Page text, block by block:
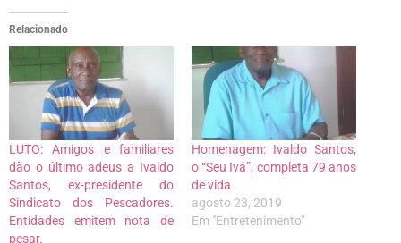
Relacionado
LUTO: Amigos e familiares
dão o último adeus a Ivaldo
Santos, ex-presidente do
Sindicato dos Pescadores.
Entidades emitem nota de
pesar.
Homenagem: Ivaldo Santos,
o “Seu Ivá”, completa 79 anos
de vida
agosto 23, 2019
Em "Entretenimento"